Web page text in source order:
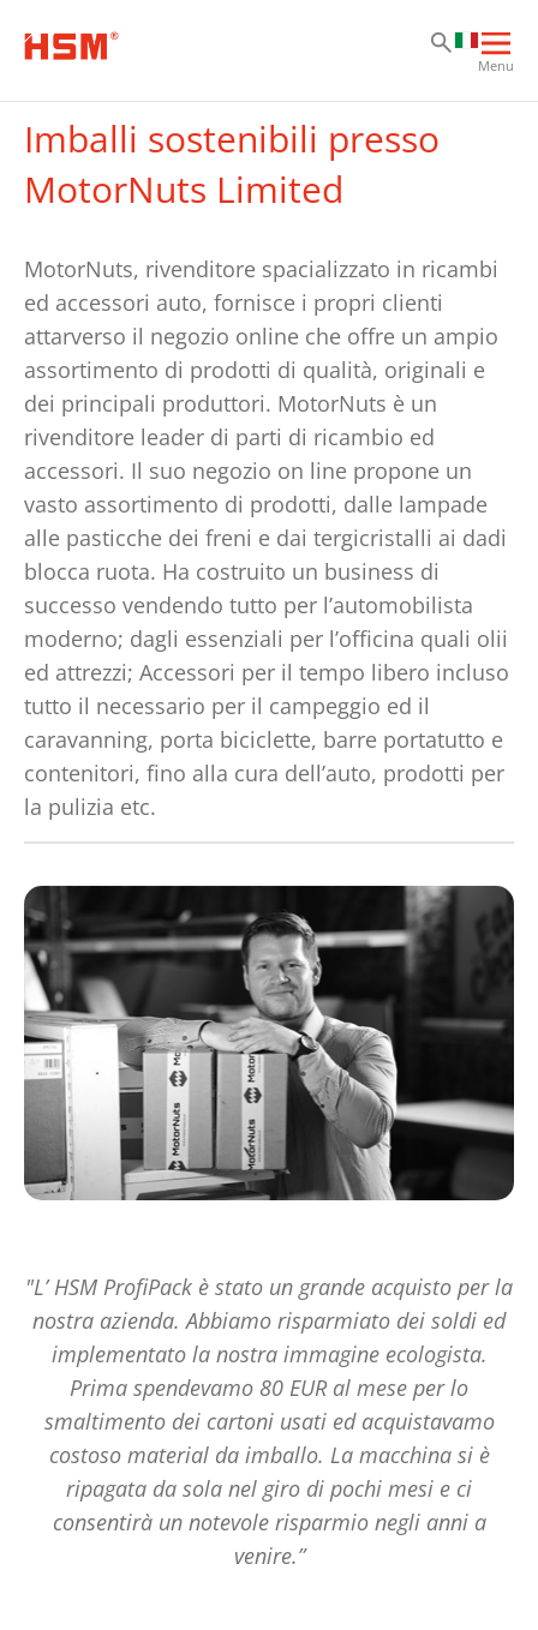
Apri
la
Menu
Imballi sostenibili presso
MotorNuts Limited
MotorNuts, rivenditore spacializzato in ricambi
ed accessori auto, fornisce i propri clienti
attarverso il negozio online che offre un ampio
assortimento di prodotti di qualità, originali e
dei principali produttori. MotorNuts è un
rivenditore leader di parti di ricambio ed
accessori. Il suo negozio on line propone un
vasto assortimento di prodotti, dalle lampade
alle pasticche dei freni e dai tergicristalli ai dadi
blocca ruota. Ha costruito un business di
successo vendendo tutto per l’automobilista
moderno; dagli essenziali per l’officina quali olii
ed attrezzi; Accessori per il tempo libero incluso
tutto il necessario per il campeggio ed il
caravanning, porta biciclette, barre portatutto e
contenitori, fino alla cura dell’auto, prodotti per
la pulizia etc.
"L’ HSM ProfiPack è stato un grande acquisto per la
nostra azienda. Abbiamo risparmiato dei soldi ed
implementato la nostra immagine ecologista.
Prima spendevamo 80 EUR al mese per lo
smaltimento dei cartoni usati ed acquistavamo
costoso material da imballo. La macchina si è
ripagata da sola nel giro di pochi mesi e ci
consentirà un notevole risparmio negli anni a
venire.”